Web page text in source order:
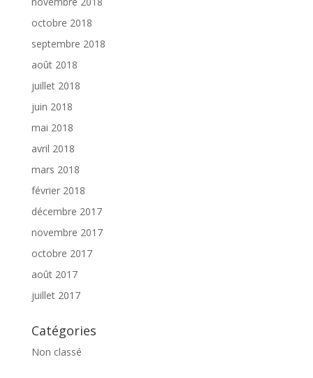
octobre 2018
septembre 2018
août 2018
juillet 2018
juin 2018
mai 2018
avril 2018
mars 2018
février 2018
décembre 2017
novembre 2017
octobre 2017
août 2017
juillet 2017
Catégories
Non classé